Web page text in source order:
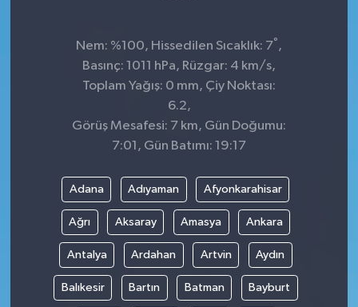
Nem: %100, Hissedilen Sıcaklık: 7° ,
Basınç: 1011 hPa, Rüzgar: 4 km/s,
Toplam Yağış: 0 mm, Çiy Noktası:
6.2,
Görüş Mesafesi: 7 km, Gün Doğumu:
7:01, Gün Batımı: 19:17
Adana Adıyaman Afyonkarahisar
Ağrı Aksaray Amasya Ankara
Antalya Ardahan Artvin Aydın
Balıkesir Bartın Batman Bayburt